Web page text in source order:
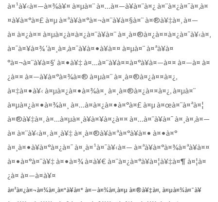
à¤¹à¥‹à¤—à¤¾à¥¤ à¤µà¤¨ à¤…à¤—à¥à¤¨à¤¿ à¤¨à¤¿à¤¯à¤‚à¤
¤à¥à¤°à¤£ à¤µ à¤ªà¥à¤°à¤¬à¤¨à¥à¤§à¤¨ à¤®à¥‡à¤‚ à¤—
à¤ à¤¿à¤¤ à¤µà¤¿à¤­à¤¿à¤¨à¥à¤¨ à¤¸à¤®à¤¿à¤¤à¤¿à¤¯à¥‹à¤‚
à¤¯à¤¥à¤¾ ‘à¤¸à¤‚à¤¯à¥à¤•à¥à¤¤ à¤µà¤¨ à¤ªà¥à¤
°à¤¬à¤¨à¥à¤§‘ à¤•à¥‡ à¤…à¤¨à¥à¤¤à¤°à¥à¤—à¤¤ à¤—à¤ à¤
¿à¤¤ à¤—à¥à¤°à¤¾à¤® à¤µà¤¨ à¤¸à¤®à¤¿à¤¤à¤¿,
à¤‡à¤•à¥‹ à¤µà¤¿à¤•à¤¾à¤¸ à¤¸à¤®à¤¿à¤¤à¤¿, à¤µà¤¨
à¤µà¤¿à¤•à¤¾à¤¸ à¤…à¤­à¤¿à¤•à¤°à¤£ à¤µ à¤œà¤¨à¤ªà¤¦
à¤®à¥‡à¤‚ à¤…à¤µà¤¸à¥à¤¥à¤¿à¤¤ à¤…à¤¨à¥à¤¯ à¤¸à¤‚à¤—
à¤ à¤¨à¥‹à¤‚ à¤¸à¥‡ à¤¸à¤®à¥à¤ªà¤°à¥à¤• à¤•à¤°
à¤¸à¤•à¥à¤°à¤¿à¤¯ à¤¸à¤¹à¤¯à¥‹à¤— à¤ªà¥à¤°à¤¾à¤ªà¥à¤¤
à¤•à¤°à¤¨à¥‡ à¤•à¤¾ à¤­à¥€ à¤¨à¤¿à¤°à¥à¤¦à¥‡à¤¶ à¤¦à¤
¿à¤ à¤—à¤à¥¤
à¤²à¤¿à¤¬à¤¾à¤¸à¤ªà¥à¤° à¤—à¤¾à¤‚à¤µ à¤®à¥‡à¤‚ à¤µà¤¾à¤¯à¥